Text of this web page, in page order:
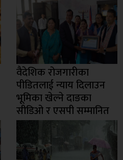
वैदेशिक रोजगारीका
पीडितलाई न्याय दिलाउन
भूमिका खेल्ने दाङका
सीडिओ र एसपी सम्मानित